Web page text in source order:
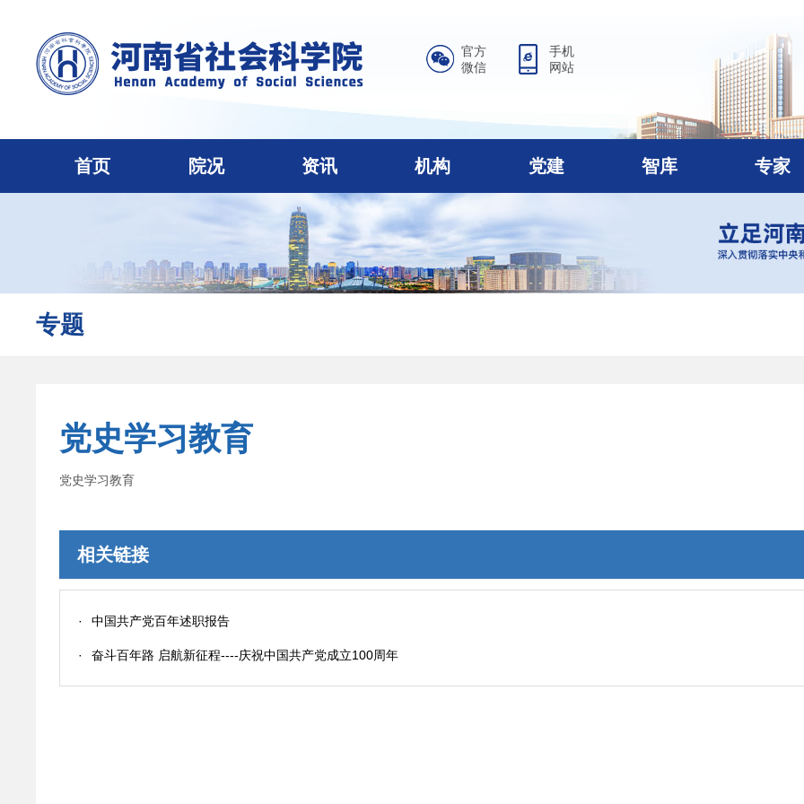
官方
微信
手机
网站
首页 院况 资讯 机构 党建 智库 专家
专题
党史学习教育
党史学习教育
相关链接
· 中国共产党百年述职报告
· 奋斗百年路 启航新征程----庆祝中国共产党成立100周年